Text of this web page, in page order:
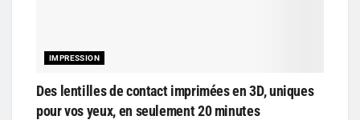
IMPRESSION
Des lentilles de contact imprimées en 3D, uniques
pour vos yeux, en seulement 20 minutes